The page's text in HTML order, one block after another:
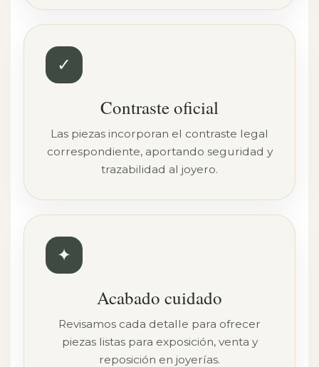
✓
Contraste oficial
Las piezas incorporan el contraste legal
correspondiente, aportando seguridad y
trazabilidad al joyero.
✦
Acabado cuidado
Revisamos cada detalle para ofrecer
piezas listas para exposición, venta y
reposición en joyerías.